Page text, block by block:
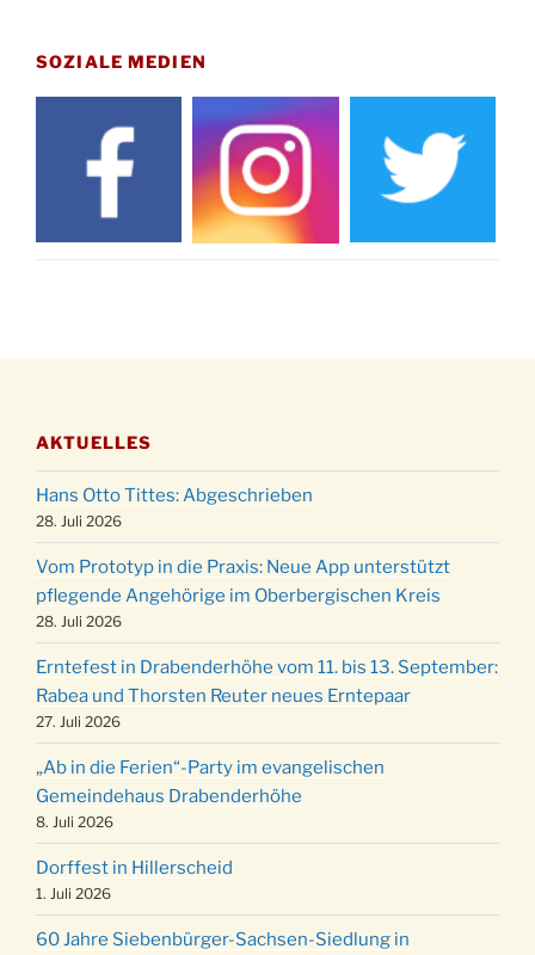
Drabenderhöhe um 11:15 Uhr
21.11.
Basar im Ev. Gemeindehaus von 14-16:30 Uhr
Katharinenball des Honterus Chors im
Stadtteilhaus um 19:00 Uhr
Kinderbibeltag im Ev. Gemeindehaus von 10-
12 Uhr
Stadtteilhaus um 19:00 Uhr
11.12.
Puer-Natus weihnachtliches Brauchtum am
Robert-Gassner-Hof um 17:00 Uhr
19.12.
Kinderbibeltag im Ev. Gemeindehaus von 10-
12 Uhr
20.12.
Weihnachts-Konzert des Honterus Chors in
der Kirche um 17:00 Uhr
24.12.
Familiengottesdienst mit Krippenspiel im Ev.
Gemeindehaus um 15:00 Uhr
24.12. Familiengottesdienst in der FeG um 16 Uhr
24.12.
Weihnachtsgottesdienst in der Kirche um
15:00 Uhr
24.12.
Weihnachtsgottesdienst in der Kirche um
18:00 Uhr
24.12.
Christmette mit der ev. Jugend in der Kirche
um 23:00 Uhr
Gottesdienst zu Silvester in der Kirche um
SOZIALE MEDIEN
AKTUELLES
Hans Otto Tittes: Abgeschrieben
28. Juli 2026
Vom Prototyp in die Praxis: Neue App unterstützt
pflegende Angehörige im Oberbergischen Kreis
28. Juli 2026
Erntefest in Drabenderhöhe vom 11. bis 13. September:
Rabea und Thorsten Reuter neues Erntepaar
27. Juli 2026
„Ab in die Ferien“-Party im evangelischen
Gemeindehaus Drabenderhöhe
8. Juli 2026
Dorffest in Hillerscheid
1. Juli 2026
60 Jahre Siebenbürger-Sachsen-Siedlung in